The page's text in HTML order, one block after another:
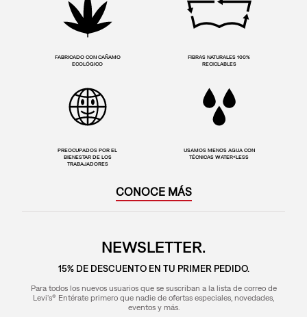
FABRICADO CON CAÑAMO
ECOLÓGICO
FIBRAS NATURALES 100%
RECICLABLES
PREOCUPADOS POR EL
BIENESTAR DE LOS
TRABAJADORES
USAMOS MENOS AGUA CON
TÉCNICAS WATER<LESS
CONOCE MÁS
NEWSLETTER.
15% DE DESCUENTO EN TU PRIMER PEDIDO.
Para todos los nuevos usuarios que se suscriban a la lista de correo de
Levi's® Entérate primero que nadie de ofertas especiales, novedades,
eventos y más.